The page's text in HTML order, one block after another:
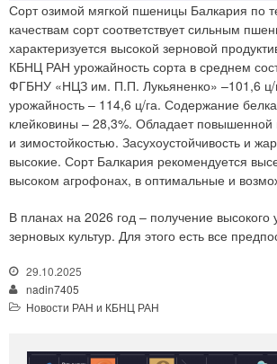
Сорт озимой мягкой пшеницы Балкария по
качествам сорт соответствует сильным
характеризуется высокой зерновой
КБНЦ РАН урожайность сорта в среднем
ФГБНУ «НЦЗ им. П.П. Лукьяненко» –101,6 ц/
урожайность – 114,6 ц/га. Содержание
клейковины – 28,3%. Обладает повышенной
и зимостойкостью. Засухоустойчивость и
высокие. Сорт Балкария рекомендуется
высоком агрофонах, в оптимальные и
В планах на 2026 год – получение
зерновых культур. Для этого есть все
29.10.2025
nadin7405
Новости РАН и КБНЦ РАН